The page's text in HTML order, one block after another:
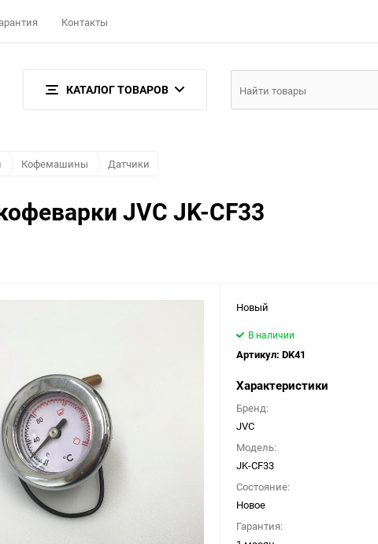
Контакты
КАТАЛОГ ТОВАРОВ
Кофемашины Датчики
JVC JK-CF33
Новый
В наличии
Артикул: DK41
Характеристики
Бренд:
JVC
Модель:
JK-CF33
Состояние:
Новое
Гарантия: